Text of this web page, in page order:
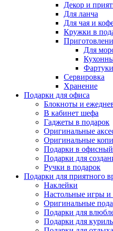
Декор и
Для ланча
Для чая и
Кружки в
Для
Сервировка
Хранение
Подарки для офиса
Блокноты и
В кабинет шефа
Гаджеты в подарок
Оригинальные
Оригинальные
Подарки в
Подарки для
Ручки в подарок
Подарки для приятного
Наклейки
Настольные игры и
Оригинальные
Подарки для
Подарки для